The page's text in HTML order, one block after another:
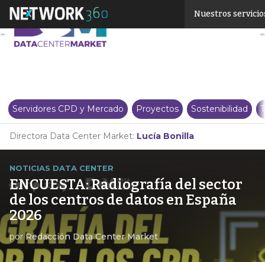
Nuestros
Servidores CPD y Mercado Proyectos Sostenibilidad
Directora Data Center Market: Lucía Bonilla
NOTICIAS DATA CENTER
ENCUESTA: Radiografía del sector
de los centros de datos en España
2026
porRedacción Data Center Market